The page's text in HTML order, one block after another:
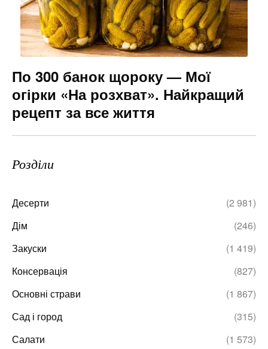
По 300 банок щороку — Мої
огірки «На розхват». Найкращий
рецепт за все життя
Розділи
Десерти
(2 981)
Дім
(246)
Закуски
(1 419)
Консервація
(827)
Основні страви
(1 867)
Сад і город
(315)
Салати
(1 573)